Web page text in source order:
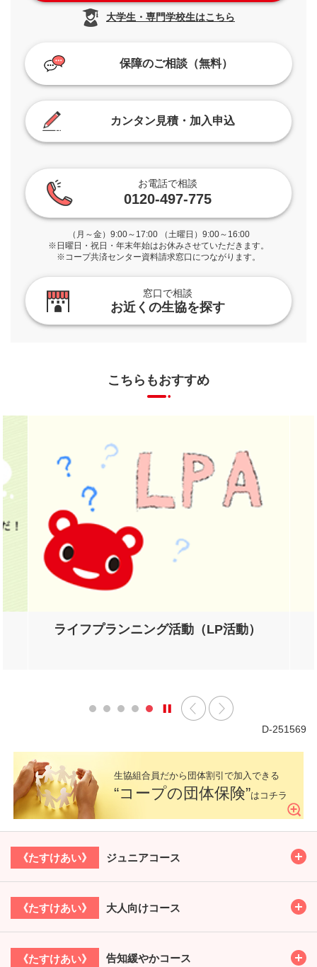
《たすけあい》 ジュニアコース
《たすけあい》 大人向けコース
《たすけあい》 告知緩やかコース
大学生・専門学校生はこちら
保障のご相談（無料）
カンタン見積・加入申込
お電話で相談
0120-497-775
（月～金）9:00～17:00 （土曜日）9:00～16:00
※日曜日・祝日・年末年始はお休みさせていただきます。
※コープ共済センター資料請求窓口につながります。
窓口で相談
お近くの生協を探す
こちらもおすすめ
ライフプランニング活動（LP活動）
D-251569
生協組合員だから 団体割引で加入できる
“コープの団体保険”はコチラ